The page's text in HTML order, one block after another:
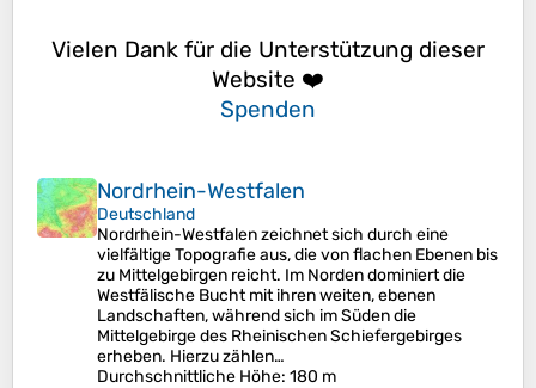
Vielen Dank für die Unterstützung dieser
Website ❤️
Spenden
Nordrhein-Westfalen
Deutschland
Nordrhein-Westfalen zeichnet sich durch eine
vielfältige Topografie aus, die von flachen Ebenen bis
zu Mittelgebirgen reicht. Im Norden dominiert die
Westfälische Bucht mit ihren weiten, ebenen
Landschaften, während sich im Süden die
Mittelgebirge des Rheinischen Schiefergebirges
erheben. Hierzu zählen…
Durchschnittliche Höhe: 180 m